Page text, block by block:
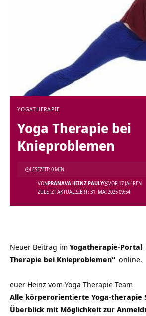
YOGATHERAPIE
Yoga Therapie bei
Knieproblemen
ZULETZT AKTUALISIERT: 31. MAI 2025 09:54
VONPRANAVA HEINZ PAULY VOR 17 JAHREN
LESEZEIT: 0 MIN
Neuer Beitrag im Yogatherapie-Portal
Therapie bei Knieproblemen“ online.
euer Heinz vom Yoga Therapie Team
Alle körperorientierte Yoga-therapie
Überblick mit Möglichkeit zur